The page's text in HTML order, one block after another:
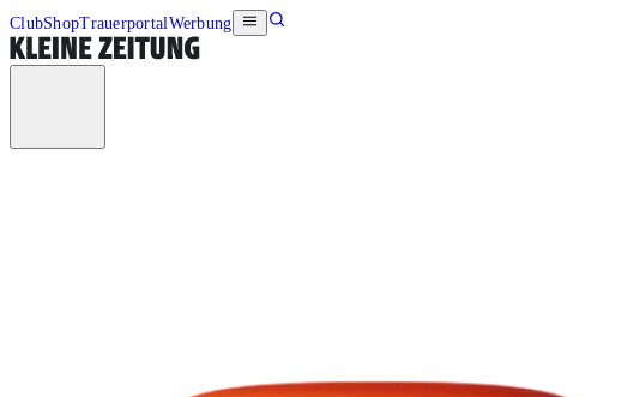
ClubShopTrauerportalWerbung